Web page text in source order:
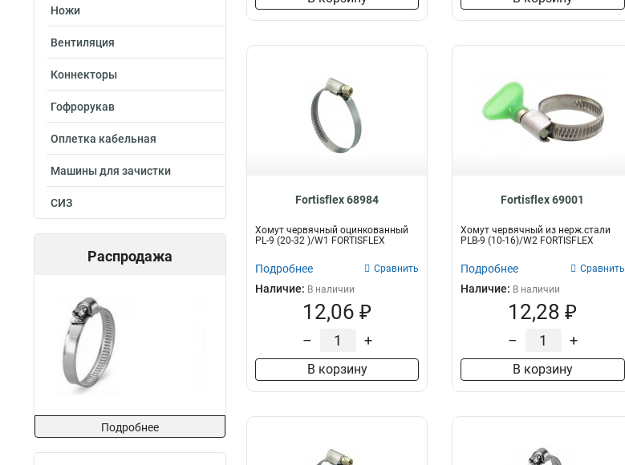
Ножи
Вентиляция
Коннекторы
Гофрорукав
Оплетка кабельная
Машины для зачистки
СИЗ
Распродажа
Подробнее
Fortisflex 68984
Хомут червячный оцинкованный
PL-9 (20-32 )/W1 FORTISFLEX
Подробнее Сравнить
Наличие: В наличии
12,06 ₽
– +
В корзину
Fortisflex 69001
Хомут червячный из нерж.стали
PLB-9 (10-16)/W2 FORTISFLEX
Подробнее Сравнить
Наличие: В наличии
12,28 ₽
– +
В корзину